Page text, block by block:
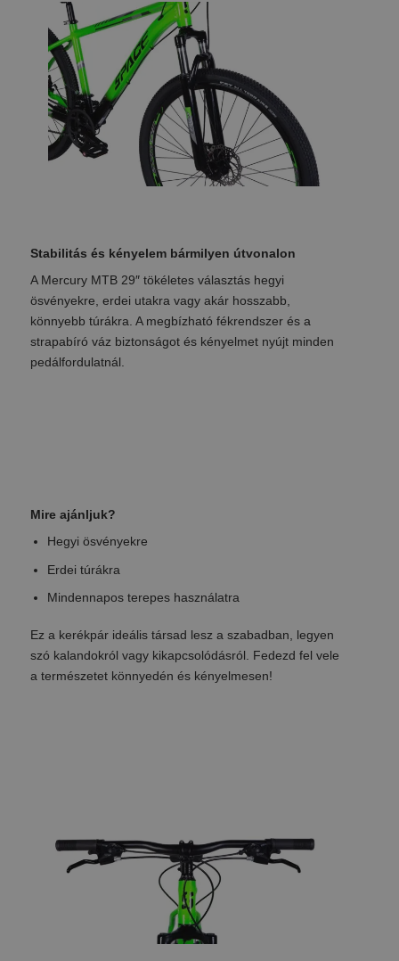
Stabilitás és kényelem bármilyen útvonalon
A Mercury MTB 29″ tökéletes választás hegyi
ösvényekre, erdei utakra vagy akár hosszabb,
könnyebb túrákra. A megbízható fékrendszer és a
strapabíró váz biztonságot és kényelmet nyújt minden
pedálfordulatnál.
Mire ajánljuk?
Hegyi ösvényekre
Erdei túrákra
Mindennapos terepes használatra
Ez a kerékpár ideális társad lesz a szabadban, legyen
szó kalandokról vagy kikapcsolódásról. Fedezd fel vele
a természetet könnyedén és kényelmesen!